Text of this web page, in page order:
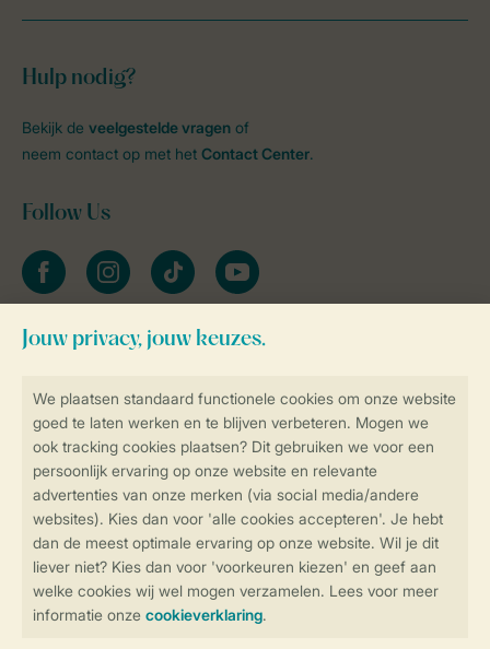
Controle over jouw gegevens &
Veilig en snel online boeken
Veilige gegevensoverdracht
Veilige betaling
Hulp nodig?
Bekijk de veelgestelde vragen of
neem contact op met het Contact Center.
Follow Us
facebookinstagramtiktok youtube
Blijf op de hoogte